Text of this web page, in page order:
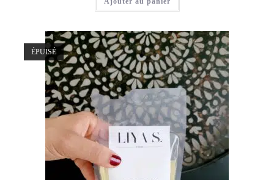
ÉPUISÉ